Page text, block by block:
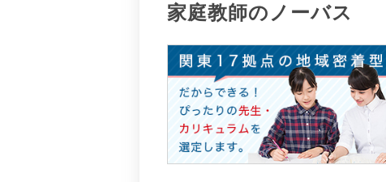
家庭教師のノーバス